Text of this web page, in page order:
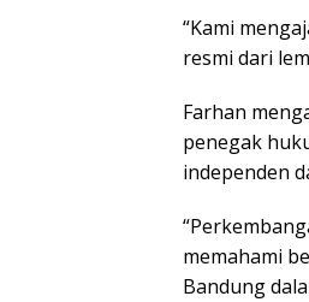
“Kami
resmi dari
Farhan
penegak
independen
memahami
Bandung